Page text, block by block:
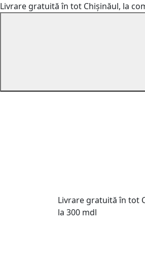
Livrare gratuită în tot Chișinăul, la
Livrare gratuită în tot
la 300 mdl